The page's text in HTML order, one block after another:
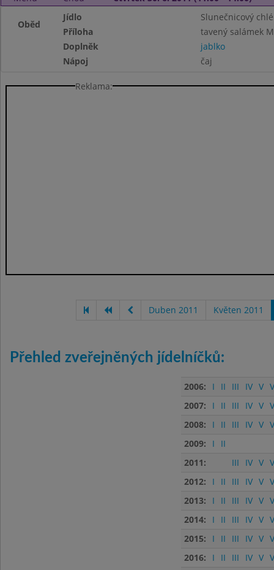
Oběd
Jídlo
Slunečnicový
Příloha
tavený salámek
Doplněk
jablko
Nápoj
čaj
Reklama:
Duben 2011 Květen 2011
Přehled zveřejněných jídelníčků:
2006: I II III IV V
2007:
I II III IV V
2008:
I II III IV V
2009:
I
II
2011:
III IV V
2012:
I II III IV V
2013:
I II III IV V
2014:
I II III IV V
2015:
I II III IV V
2016:
I II III IV V